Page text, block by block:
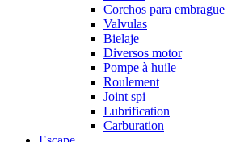
Corchos para embrague
Valvulas
Bielaje
Diversos motor
Pompe à huile
Roulement
Joint spi
Lubrification
Carburation